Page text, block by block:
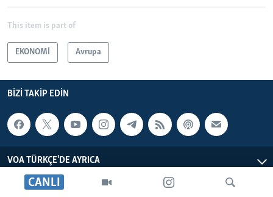
CANLI
This item is part of
EKONOMİ Avrupa
BIZI TAKIP EDIN
VOA TÜRKÇE'DE AYRICA